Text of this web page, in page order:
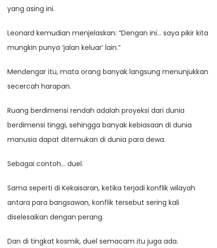
yang asing ini.
Leonard kemudian menjelaskan: “Dengan ini… saya pikir kita
mungkin punya ‘jalan keluar’ lain.”
Mendengar itu, mata orang banyak langsung menunjukkan
secercah harapan.
Ruang berdimensi rendah adalah proyeksi dari dunia
berdimensi tinggi, sehingga banyak kebiasaan di dunia
manusia dapat ditemukan di dunia para dewa.
Sebagai contoh… duel.
Sama seperti di Kekaisaran, ketika terjadi konflik wilayah
antara para bangsawan, konflik tersebut sering kali
diselesaikan dengan perang.
Dan di tingkat kosmik, duel semacam itu juga ada.